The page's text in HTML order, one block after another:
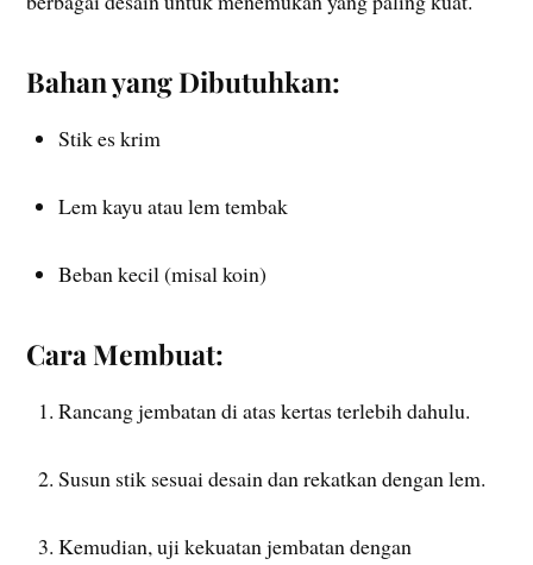
Bahan yang Dibutuhkan:
Stik es krim
Lem kayu atau lem tembak
Beban kecil (misal koin)
Cara Membuat:
Rancang jembatan di atas kertas terlebih dahulu.
Susun stik sesuai desain dan rekatkan dengan lem.
Kemudian, uji kekuatan jembatan dengan